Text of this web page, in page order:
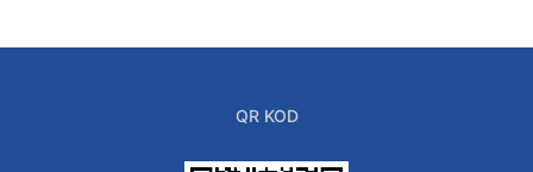
QR KOD